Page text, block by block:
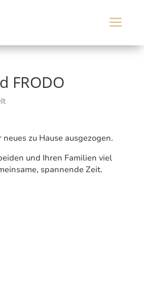
a
FRODO
zu Hause ausgezogen.
und Ihren Familien viel
spannende Zeit.